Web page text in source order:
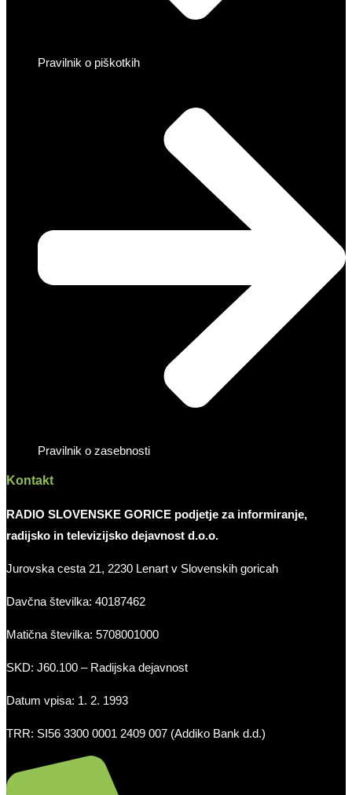
Pravilnik o piškotkih
Pravilnik o zasebnosti
Kontakt
RADIO SLOVENSKE GORICE podjetje za informiranje,
radijsko in televizijsko dejavnost d.o.o.
Jurovska cesta 21, 2230 Lenart v Slovenskih goricah
Davčna številka: 40187462
Matična številka: 5708001000
SKD: J60.100 – Radijska dejavnost
Datum vpisa: 1. 2. 1993
TRR: SI56 3300 0001 2409 007 (Addiko Bank d.d.)